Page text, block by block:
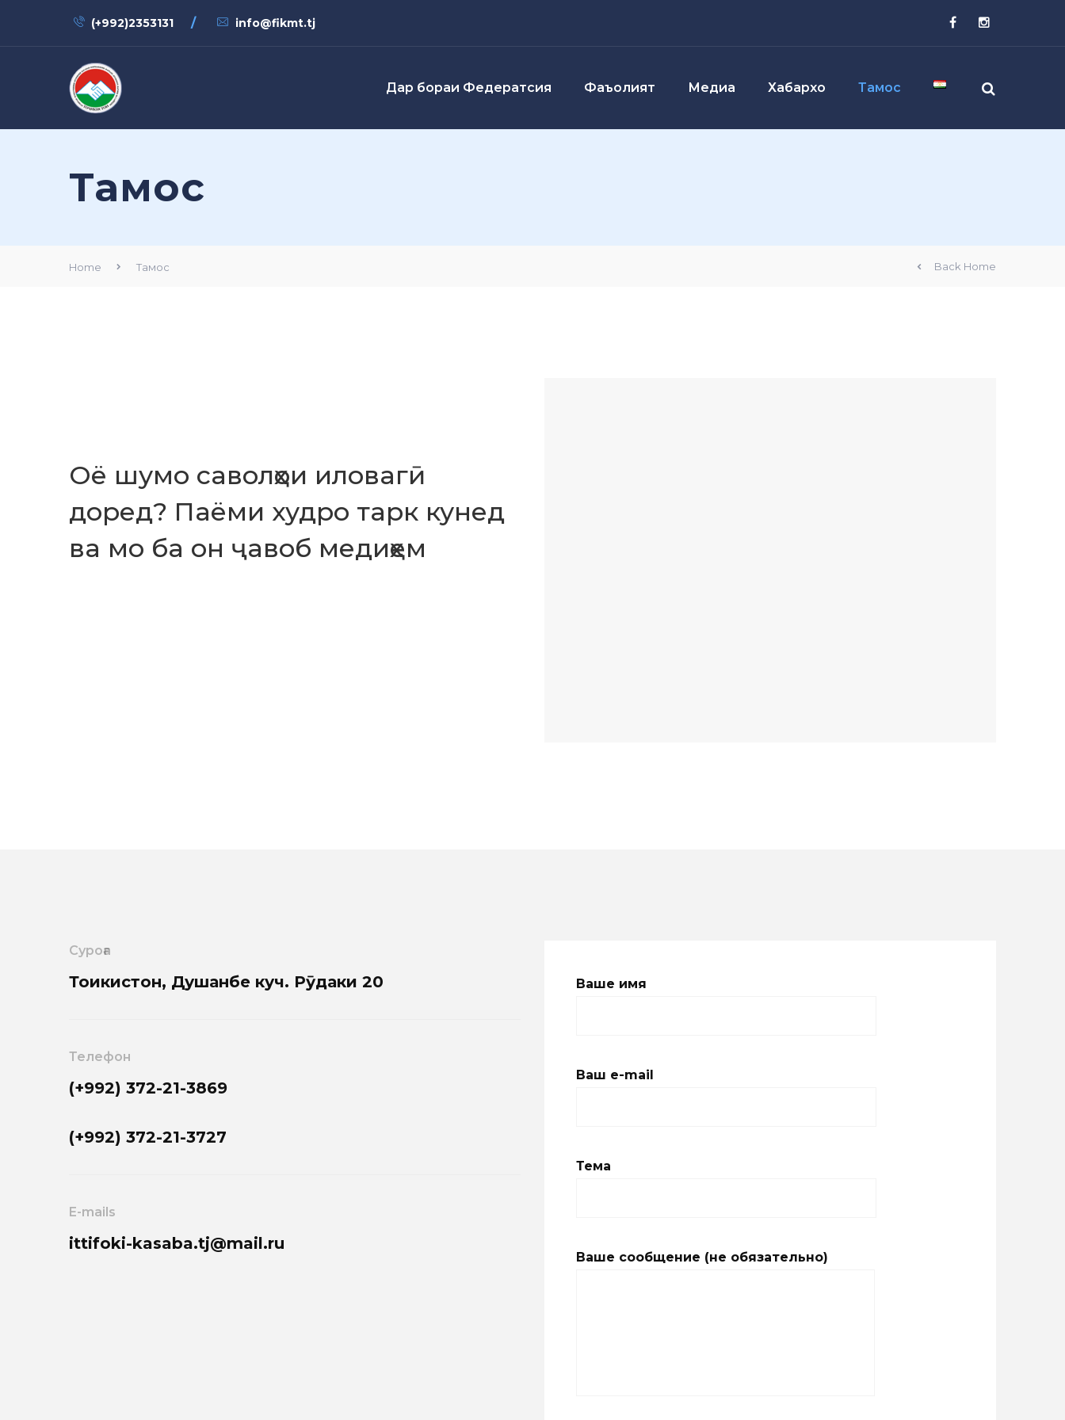
(+992)2353131 / info@fikmt.tj
Дар бораи Федератсия Фаъолият Медиа Хабархо Тамос
Тамос
Home Тамос Back Home
Оё шумо саволҳои иловагӣ
доред? Паёми худро тарк кунед
ва мо ба он ҷавоб медиҳем
Суроға
Тоҷикистон, Душанбе куч. Рӯдаки 20
Телефон
(+992) 372-21-3869
(+992) 372-21-3727
E-mails
ittifoki-kasaba.tj@mail.ru
Ваше имя
Ваш e-mail
Тема
Ваше сообщение (не обязательно)